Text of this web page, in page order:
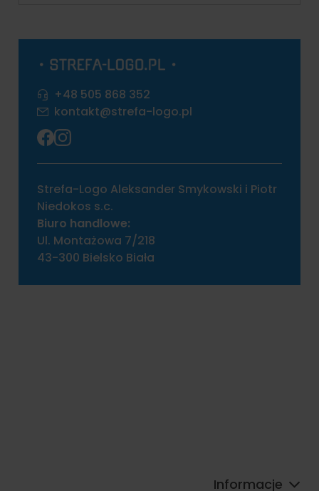
+48 505 868 352
kontakt@strefa-logo.pl
Strefa-Logo Aleksander Smykowski i Piotr
Niedokos s.c.
Biuro handlowe:
Ul. Montażowa 7/218
43-300 Bielsko Biała
Informacje